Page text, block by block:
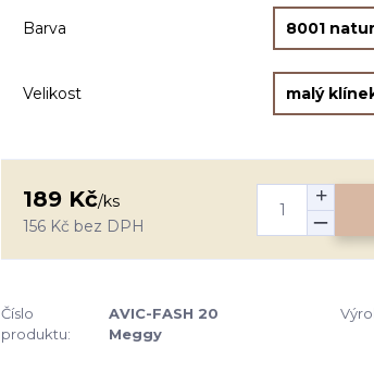
Barva
Velikost
189 Kč/ks
156 Kč bez DPH
Číslo
produktu:
AVIC-FASH 20
Meggy